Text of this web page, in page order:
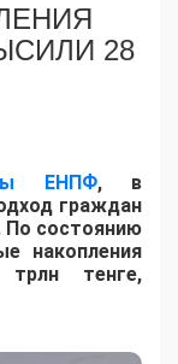
28
ЕНПФ, в
граждан
По состоянию
накопления
трлн тенге,